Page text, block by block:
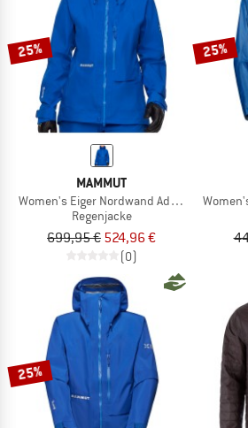
25%
MAMMUT
Women's Eiger Nordwand Advanced HS
Regenjacke
699,95 € 524,96 €
(0)
25%
25%